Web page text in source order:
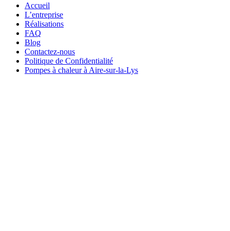
Accueil
L’entreprise
Réalisations
FAQ
Blog
Contactez-nous
Politique de Confidentialité
Pompes à chaleur à Aire-sur-la-Lys